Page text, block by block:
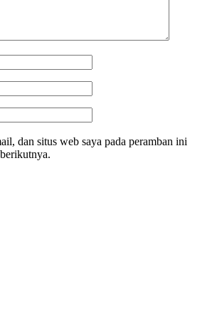
dan situs web saya pada peramban ini